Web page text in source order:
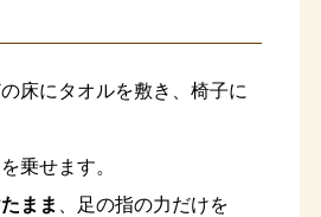
床にタオルを敷き、椅子に
乗せます。
まま
、足の指の力だけを